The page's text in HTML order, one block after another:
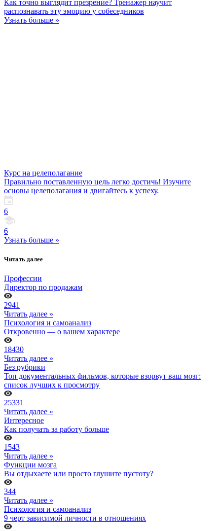
Как точно выглядит презрение? Тренажер научит
распознавать эту эмоцию у собеседников
Узнать больше »
Курс на целеполагание
Правильно поставленную цель легко достичь! Изучите
основы целеполагания и двигайтесь к успеху.
6
6
Узнать больше »
Читать далее
Профессии
Директор по продажам
2941
Читать далее »
Психология и самоанализ
Откровенно — о вашем характере
18430
Читать далее »
Без рубрики
Топ документальных фильмов, которые взорвут ваш мозг:
список лучших к просмотру
25331
Читать далее »
Интересное
Как получать за работу больше
1543
Читать далее »
Функции мозга
Вы отдыхаете или просто глушите пустоту?
344
Читать далее »
Психология и самоанализ
9 черт зависимой личности в отношениях